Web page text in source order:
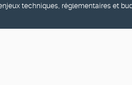
techniques, réglementaires et